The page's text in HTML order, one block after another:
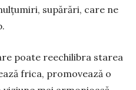
supărări, care ne
poate reechilibra starea
frica, pro­movează o